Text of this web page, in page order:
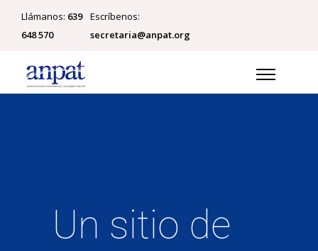
Llámanos: 639
648 570
Escríbenos:
secretaria@anpat.org
Un sitio de